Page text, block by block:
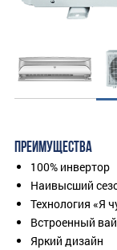
ПРЕИМУЩЕСТВА
100% инвертор
Наивысший
Технология «Я
Встроенный
Яркий дизайн